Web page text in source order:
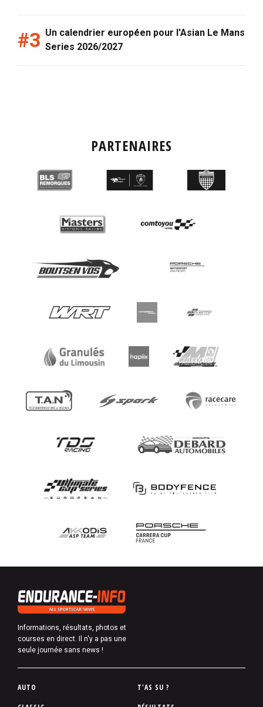
Un calendrier européen pour l'Asian Le Mans
Series 2026/2027
PARTENAIRES
Informations, résultats, photos et
courses en direct. Il n'y a pas une
seule journée sans news !
P
AUTO
T'AS SU ?